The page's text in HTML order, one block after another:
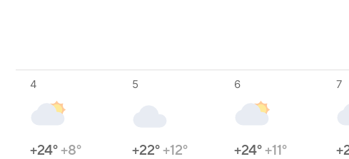
4
+24°+8°
5
+22°+12°
6
+24°+11°
7